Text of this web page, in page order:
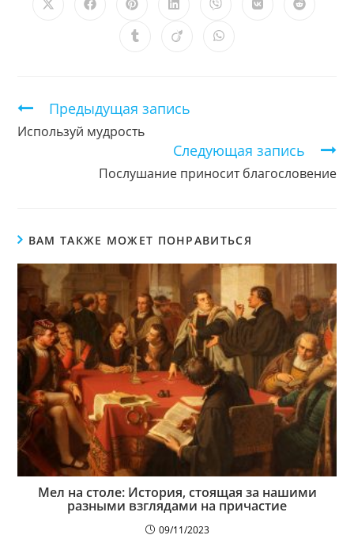
Открывается
Открывается
новом
Открывается
в
новом
Открывается
новом
Открывается
новом
Открывается
Открывается
ОткрываетсяОткрывается
Продолжить
чтение
Предыдущая запись
Используй мудрость
Следующая запись
Послушание приносит благословение
ВАМ ТАКЖЕ МОЖЕТ ПОНРАВИТЬСЯ
Мел на столе: История, стоящая за нашими
разными взглядами на причастие
09/11/2023